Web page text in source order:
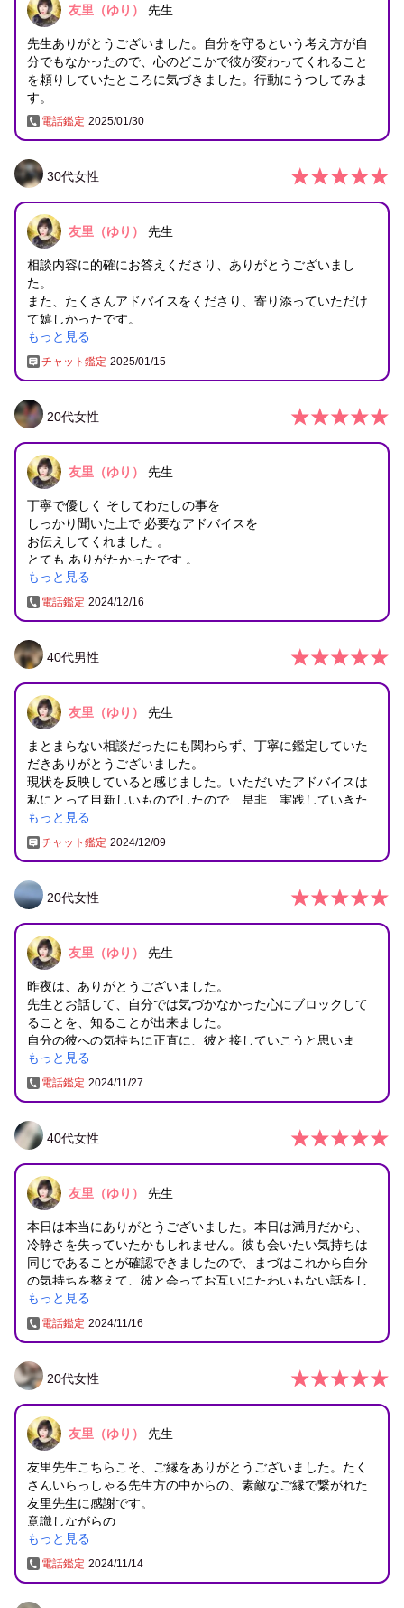
友里（ゆり） 先生
先生ありがとうございました。自分を守るという考え方が自
分でもなかったので、心のどこかで彼が変わってくれること
を頼りしていたところに気づきました。行動にうつしてみま
す。
電話鑑定 2025/01/30
30代女性
友里（ゆり） 先生
相談内容に的確にお答えくださり、ありがとうございまし
た。
また、たくさんアドバイスをくださり、寄り添っていただけ
て嬉しかったです。
気持ちの問題もあるかもしれませんが、仕事などやるべきこ
とが多いこともあって、疲れているのかもしれません。
本当にありがとうございました。
もっと見る
チャット鑑定 2025/01/15
20代女性
友里（ゆり） 先生
丁寧で優しく そしてわたしの事を
しっかり聞いた上で 必要なアドバイスを
お伝えしてくれました 。
とても ありがたかったです 。
聞いたことに関しての 返答も早いですし
お時間の配慮も してくださって
もっと見る
電話鑑定 2024/12/16
40代男性
友里（ゆり） 先生
まとまらない相談だったにも関わらず、丁寧に鑑定していた
だきありがとうございました。
現状を反映していると感じました。いただいたアドバイスは
私にとって目新しいものでしたので、是非、実践していきた
いと思います。
もっと見る
チャット鑑定 2024/12/09
20代女性
友里（ゆり） 先生
昨夜は、ありがとうございました。
先生とお話して、自分では気づかなかった心にブロックして
ることを、知ることが出来ました。
自分の彼への気持ちに正直に、彼と接していこうと思いま
す。
ありがとうございました。
もっと見る
電話鑑定 2024/11/27
40代女性
友里（ゆり） 先生
本日は本当にありがとうございました。本日は満月だから、
冷静さを失っていたかもしれません。彼も会いたい気持ちは
同じであることが確認できましたので、まづはこれから自分
の気持ちを整えて、彼と会ってお互いにたわいもない話をし
ていきたいです。
もっと見る
電話鑑定 2024/11/16
20代女性
友里（ゆり） 先生
友里先生こちらこそ、ご縁をありがとうございました。たく
さんいらっしゃる先生方の中からの、素敵なご縁で繋がれた
友里先生に感謝です。
意識しながらの
笑顔ですごします。
もっと見る
電話鑑定 2024/11/14